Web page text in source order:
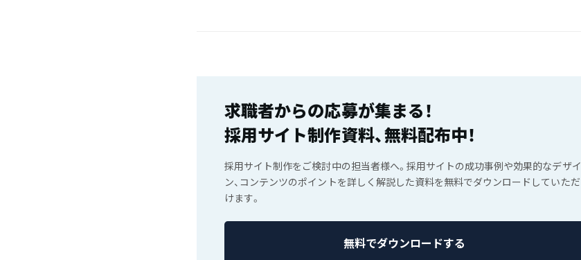
求職者からの応募が集まる！
採用サイト制作資料、無料配布中！
採用サイト制作をご検討中の担当者様へ。採用サイトの成功事例や効果的なデザイ
ン、コンテンツのポイントを詳しく解説した資料を無料でダウンロードしていただ
けます。
無料でダウンロードする